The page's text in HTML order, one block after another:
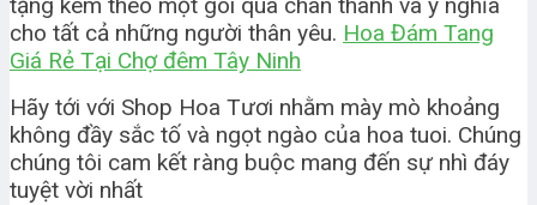
cho tất cả những người thân yêu. Hoa Đám Tang
Giá Rẻ Tại Chợ đêm Tây Ninh
Hãy tới với Shop Hoa Tươi nhằm mày mò khoảng
không đầy sắc tố và ngọt ngào của hoa tuoi. Chúng
chúng tôi cam kết ràng buộc mang đến sự nhì đáy
tuyệt vời nhất